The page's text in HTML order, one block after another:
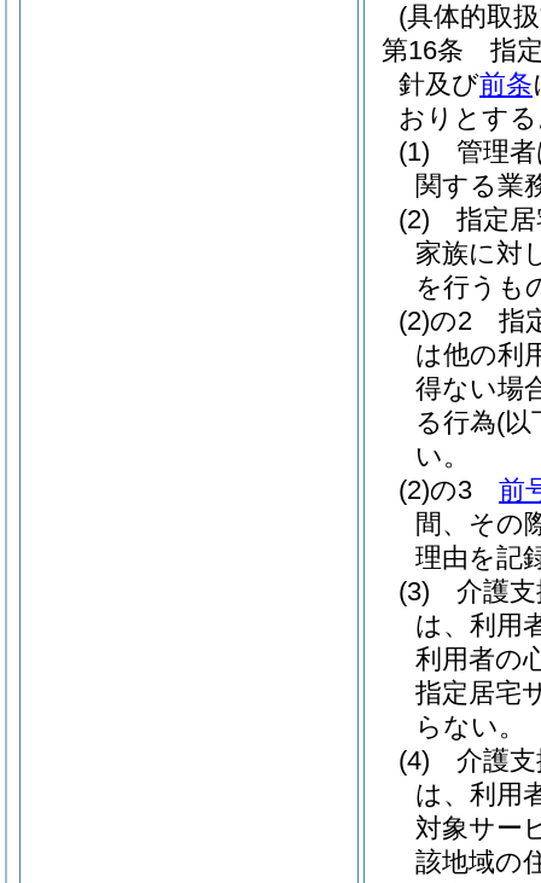
(具体的取
第16条
指
針及び前条
おりとす
(1)
管理
関する業
(2)
指定
家族に対
を行うも
(2)の2
指
は他の利
得ない場
る行為(以
い。
(2)の3
前
間、その
理由を記
(3)
介護
は、利用
利用者の
指定居宅
らない。
(4)
介護
は、利用
対象サー
該地域の